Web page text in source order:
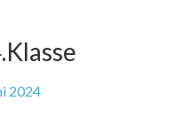
2024